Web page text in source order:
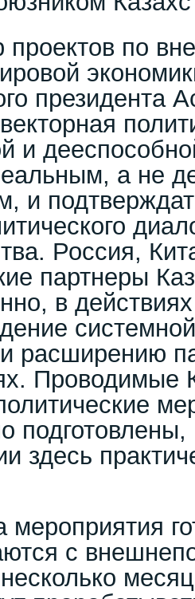
проектов по
президента
и
а не
и
Россия,
партнеры
в
расширению
Проводимые
здесь
мероприятия
с